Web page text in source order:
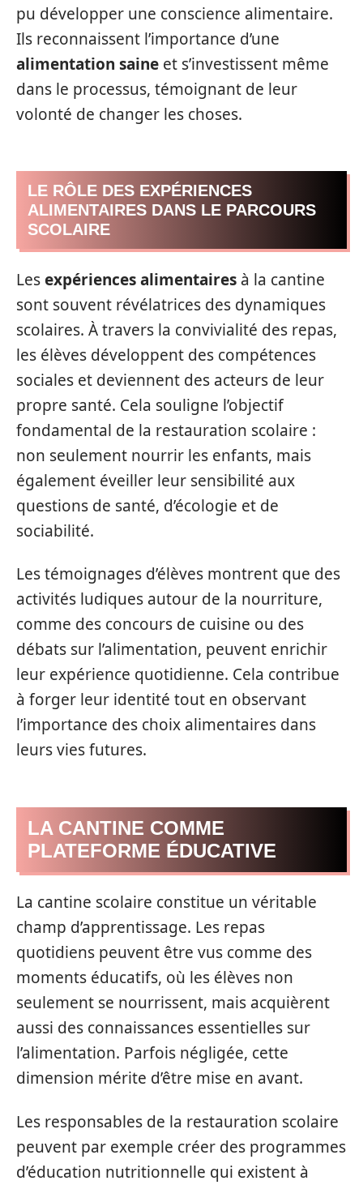
pu développer une conscience alimentaire.
Ils reconnaissent l’importance d’une
alimentation saine et s’investissent même
dans le processus, témoignant de leur
volonté de changer les choses.
LE RÔLE DES EXPÉRIENCES
ALIMENTAIRES DANS LE PARCOURS
SCOLAIRE
Lesexpériences alimentaires à la cantine
sont souvent révélatrices des dynamiques
scolaires. À travers la convivialité des repas,
les élèves développent des compétences
sociales et deviennent des acteurs de leur
propre santé. Cela souligne l’objectif
fondamental de la restauration scolaire :
non seulement nourrir les enfants, mais
également éveiller leur sensibilité aux
questions de santé, d’écologie et de
sociabilité.
Les témoignages d’élèves montrent que des
activités ludiques autour de la nourriture,
comme des concours de cuisine ou des
débats sur l’alimentation, peuvent enrichir
leur expérience quotidienne. Cela contribue
à forger leur identité tout en observant
l’importance des choix alimentaires dans
leurs vies futures.
LA CANTINE COMME
PLATEFORME ÉDUCATIVE
La cantine scolaire constitue un véritable
champ d’apprentissage. Les repas
quotidiens peuvent être vus comme des
moments éducatifs, où les élèves non
seulement se nourrissent, mais acquièrent
aussi des connaissances essentielles sur
l’alimentation. Parfois négligée, cette
dimension mérite d’être mise en avant.
Les responsables de la restauration scolaire
peuvent par exemple créer des programmes
d’éducation nutritionnelle qui existent à